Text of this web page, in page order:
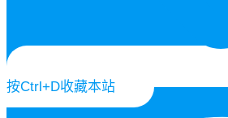
按Ctrl+D收藏本站